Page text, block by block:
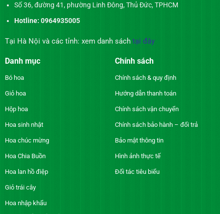
Số 36, đường 41, phường Linh Đông, Thủ Đức, TPHCM
Hotline: 0964935005
Tại Hà Nội và các tỉnh: xem danh sách tại đây
Danh mục
Bó hoa
Giỏ hoa
Hộp hoa
Hoa sinh nhật
Hoa chúc mừng
Hoa Chia Buồn
Hoa lan hồ điệp
Giỏ trái cây
Hoa nhập khẩu
Chính sách
Chính sách & quy định
Hướng dẫn thanh toán
Chính sách vận chuyển
Chính sách bảo hành – đổi trả
Bảo mật thông tin
Hình ảnh thực tế
Đối tác tiêu biểu